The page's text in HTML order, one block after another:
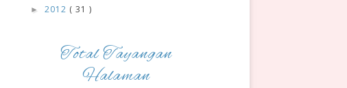
► 2012 ( 31 )
Total Tayangan
Halaman